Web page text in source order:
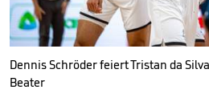
Dennis Schröder feiert Tristan da
Beater